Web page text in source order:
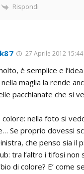
Rispondi
27 Aprile 2012 15:44
è semplice e
maglia la rende
pacchianate che si
colore: nella foto si
Se proprio dovessi
che penso sia il
tra l’altro i tifosi non
di colore? E’ come